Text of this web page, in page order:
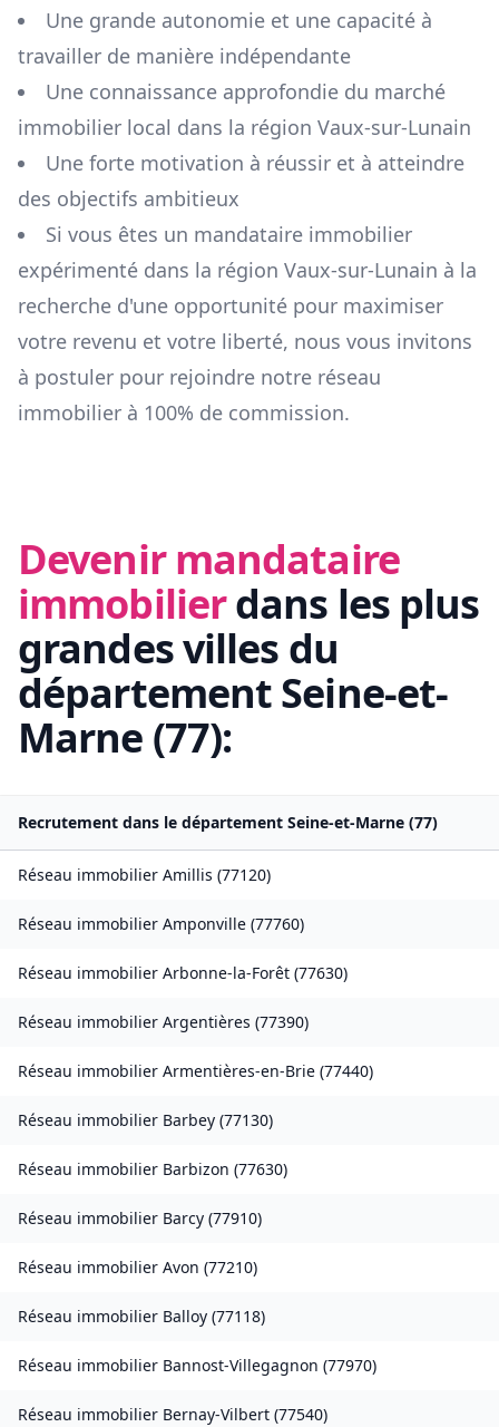
Une grande autonomie et une capacité à
travailler de manière indépendante
Une connaissance approfondie du marché
immobilier local dans la région Vaux-sur-Lunain
Une forte motivation à réussir et à atteindre
des objectifs ambitieux
Si vous êtes un mandataire immobilier
expérimenté dans la région Vaux-sur-Lunain à la
recherche d'une opportunité pour maximiser
votre revenu et votre liberté, nous vous invitons
à postuler pour rejoindre notre réseau
immobilier à 100% de commission.
Devenir mandataire
immobilierdans les plus
grandes villes du
départementSeine-et-
Marne (77):
Recrutement dans le département Seine-et-Marne (77)
Réseau immobilier Amillis (77120)
Réseau immobilier Amponville (77760)
Réseau immobilier Arbonne-la-Forêt (77630)
Réseau immobilier Argentières (77390)
Réseau immobilier Armentières-en-Brie (77440)
Réseau immobilier Barbey (77130)
Réseau immobilier Barbizon (77630)
Réseau immobilier Barcy (77910)
Réseau immobilier Avon (77210)
Réseau immobilier Balloy (77118)
Réseau immobilier Bannost-Villegagnon (77970)
Réseau immobilier Bernay-Vilbert (77540)